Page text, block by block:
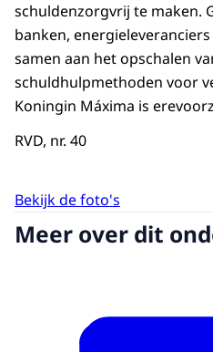
schuldenzorgvrij te maken.
banken,
samen aan het opschalen
schuldhulpmethoden voor
Koningin Máxima is
RVD, nr. 40
Bekijk de foto's
Meer over dit